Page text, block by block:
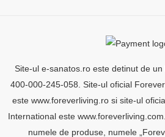
Site-ul e-sanatos.ro este detinut de
400-000-245-058. Site-ul oficial
este www.foreverliving.ro si site-ul
International este
numele de produse, numele